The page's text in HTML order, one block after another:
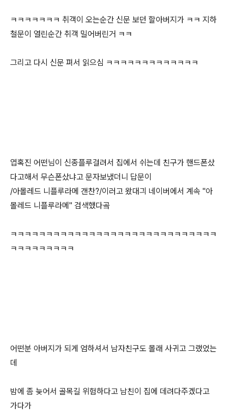
ㅋㅋㅋㅋㅋㅋㅋ 취객이 오는순간 신문 보던 할아버지가 ㅋㅋ 지하
철문이 열린순간 취객 밀어버린거 ㅋㅋ
그리고 다시 신문 펴서 읽으심 ㅋㅋㅋㅋㅋㅋㅋㅋㅋㅋㅋㅋㅋ
엽혹진 어떤님이 신종플루걸려서 집에서 쉬는데 친구가 핸드폰샀
다고해서 무슨폰샀냐고 문자보냈더니 답문이
/아몰레드 니플루라메 갠찬?/이러고 왔대긔 네이버에서 계속 "아
몰레드 니플루라메" 검색했다곸
ㅋㅋㅋㅋㅋㅋㅋㅋㅋㅋㅋㅋㅋㅋㅋㅋㅋㅋㅋㅋㅋㅋㅋㅋㅋㅋㅋㅋㅋ
ㅋㅋㅋㅋㅋㅋㅋㅋㅋ
어떤분 아버지가 되게 엄하셔서 남자친구도 몰래 사귀고 그랬었는
데
밤에 좀 늦어서 골목길 위험하다고 남친이 집에 데려다주겠다고
가다가